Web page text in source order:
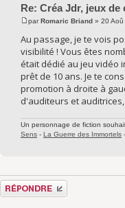
Re: Créa Jdr, jeux
parRomaric Briand » 20
Au passage, je te vois
visibilité ! Vous êtes
était dédié au jeu vidéo
prêt de 10 ans. Je te
promotion à droite à
d'auditeurs et
Un personnage de fiction
Sens - La Guerre des Immortels -
Répondre